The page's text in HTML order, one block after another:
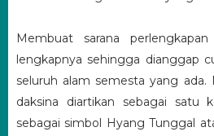
Membuat sarana
lengkapnya sehingga dianggap
seluruh alam semesta yang ada.
daksina diartikan sebagai satu
sebagai simbol Hyang Tunggal